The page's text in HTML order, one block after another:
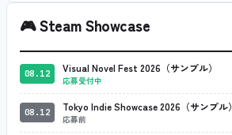
🎮Steam Showcase
08.12 Visual Novel Fest 2026（サンプル）
応募受付中
08.12 Tokyo Indie Showcase 2026（サンプル）
応募前